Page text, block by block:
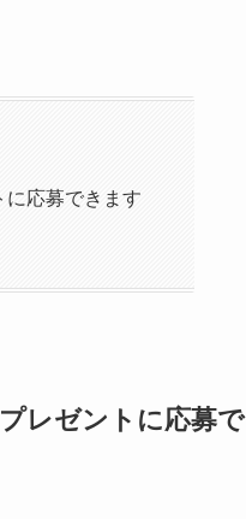
に応募できます
レゼントに応募で